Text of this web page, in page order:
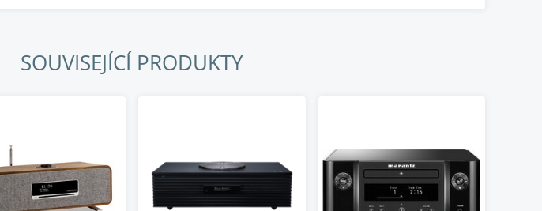
nebo „espresso“ lak
včetně ovládacích prvků a antény
SOUVISEJÍCÍ PRODUKTY